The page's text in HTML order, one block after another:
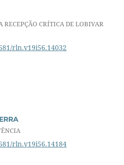
CRÍTICA DE LOBIVAR
rln.v19i56.14032
rln.v19i56.14184